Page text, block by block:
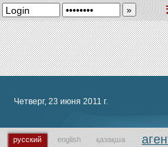
Четверг, 23 июня 2011 г.
русский english қазақша